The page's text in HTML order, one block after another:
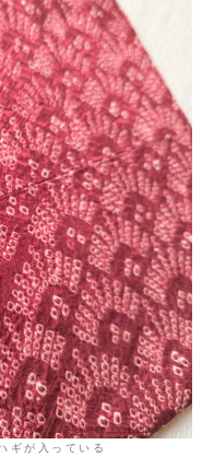
ギが入っている